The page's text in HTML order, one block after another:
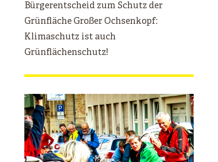
Bürgerentscheid zum Schutz der
Grünfläche Großer Ochsenkopf:
Klimaschutz ist auch
Grünflächenschutz!